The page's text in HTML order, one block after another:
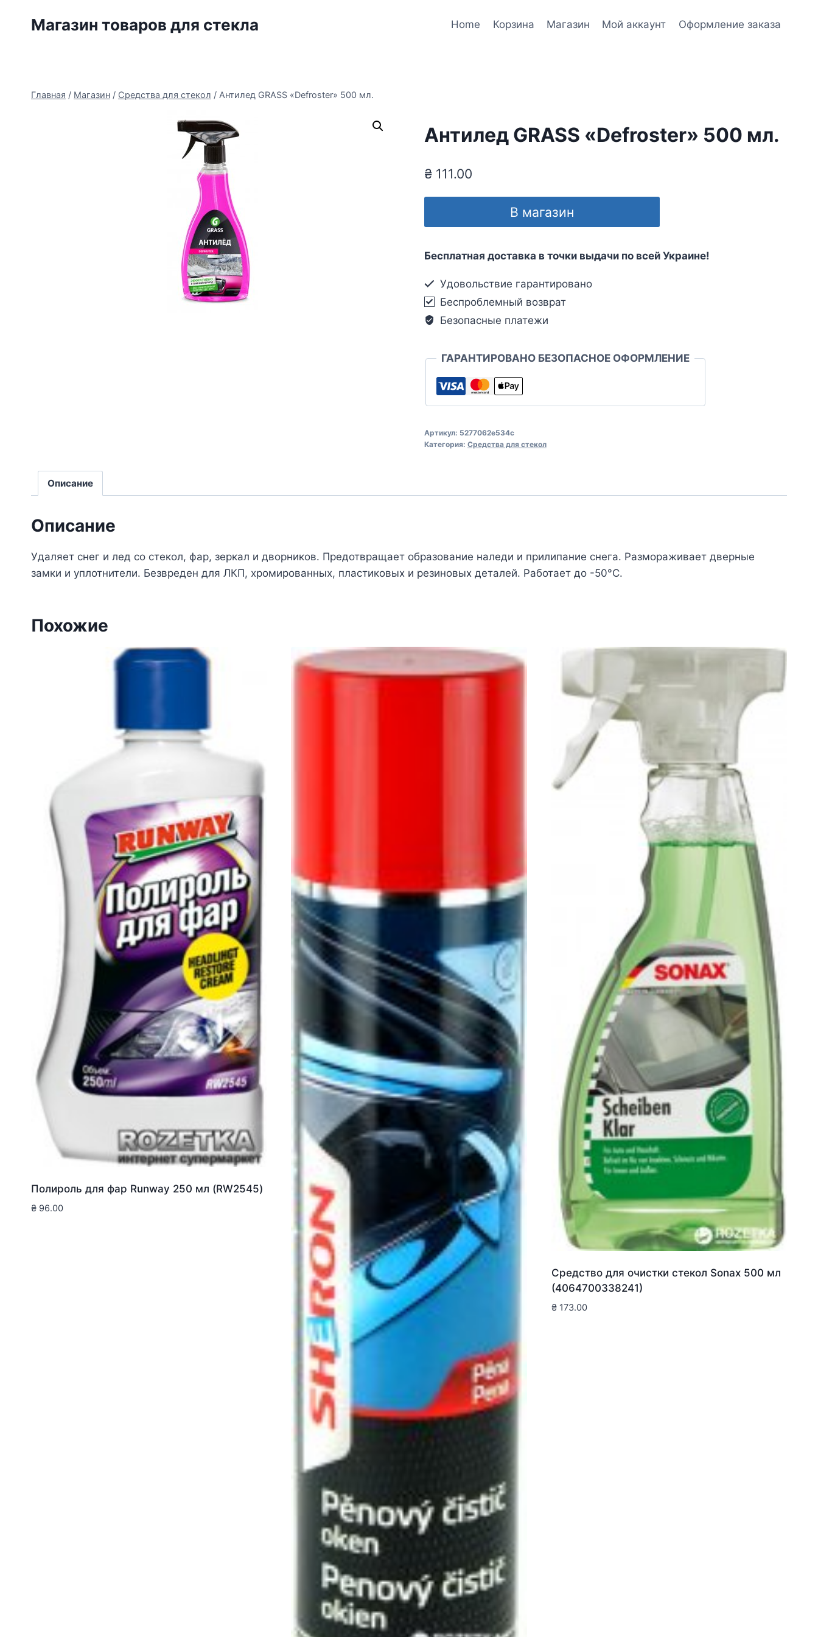
Магазин товаров для стекла Home Корзина Магазин Мой аккаунт Оформление заказа
Главная / Магазин / Средства для стекол / Антилед GRASS «Defroster» 500 мл.
Антилед GRASS «Defroster» 500 мл.
₴111.00
В магазин
Бесплатная доставка в точки выдачи по всей Украине!
Удовольствие гарантировано
Беспроблемный возврат
Безопасные платежи
ГАРАНТИРОВАНО БЕЗОПАСНОЕ ОФОРМЛЕНИЕ
Артикул: 5277062e534c
Категория: Средства для стекол
Описание
Описание
Удаляет снег и лед со стекол, фар, зеркал и дворников. Предотвращает образование наледи и прилипание снега. Размораживает дверные
замки и уплотнители. Безвреден для ЛКП, хромированных, пластиковых и резиновых деталей. Работает до -50°С.
Похожие
Полироль для фар Runway 250 мл (RW2545)
₴ 96.00
Средство для очистки стекол Sonax 500 мл
(4064700338241)
₴173.00